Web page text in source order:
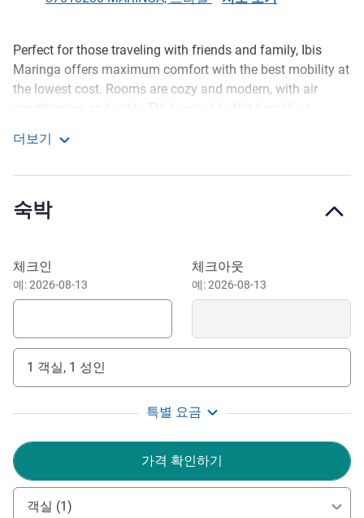
호텔설명
Perfect for those traveling with friends and family, Ibis
Maringa offers maximum comfort with the best mobility at
the lowest cost. Rooms are cozy and modern, with air
24 hours. Conveniently located for mall, market,
Maringa also has great outdoor walks. ibis Maringa is just
close to the industrial park you can visit Parque do Japão,
a 14-minute drive from the hotel. Need a hotel in Maringa
close to the city's commercial center, with maximum
ibis Maringa.
Besides being great to facilitate your day, ibis Maringa is
also perfect for tourists comfort and convenience in this
beautiful city. All this for an affordable price. Don't waste
Welcome to the ibis Maringá hotel! Enjoy the comfort
and facilities of a hotel with the best services in the heart
of the city, including access to shopping malls and the
더보기
숙박
이 호텔 예약하기
체크인
예: 2026-08-13
체크아웃
예: 2026-08-13
1 객실, 1 성인
특별 요금
가격 확인하기
객실 (1)